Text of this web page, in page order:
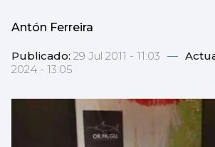
Antón Ferreira
Publicado: 29 Jul 2011 - 11:03 —
2024 - 13:05